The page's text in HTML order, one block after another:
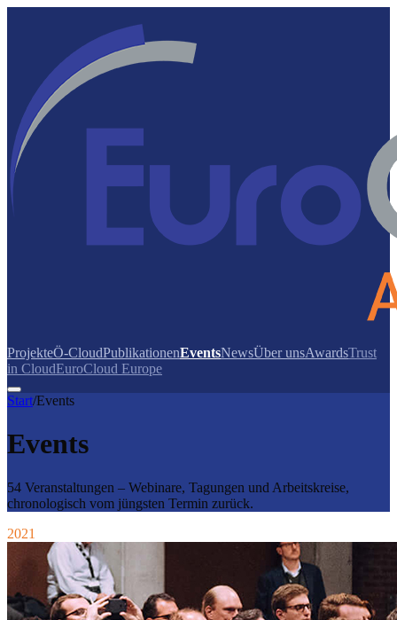
ProjekteÖ-CloudPublikationenEventsNewsÜber unsAwardsTrust
in CloudEuroCloud Europe
Start/Events
Events
54 Veranstaltungen – Webinare, Tagungen und Arbeitskreise,
chronologisch vom jüngsten Termin zurück.
2021